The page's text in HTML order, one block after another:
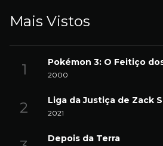
Mais Vistos
Pokémon 3: O Feitiço
2000
Liga da Justiça de Zack
2021
Depois da Terra